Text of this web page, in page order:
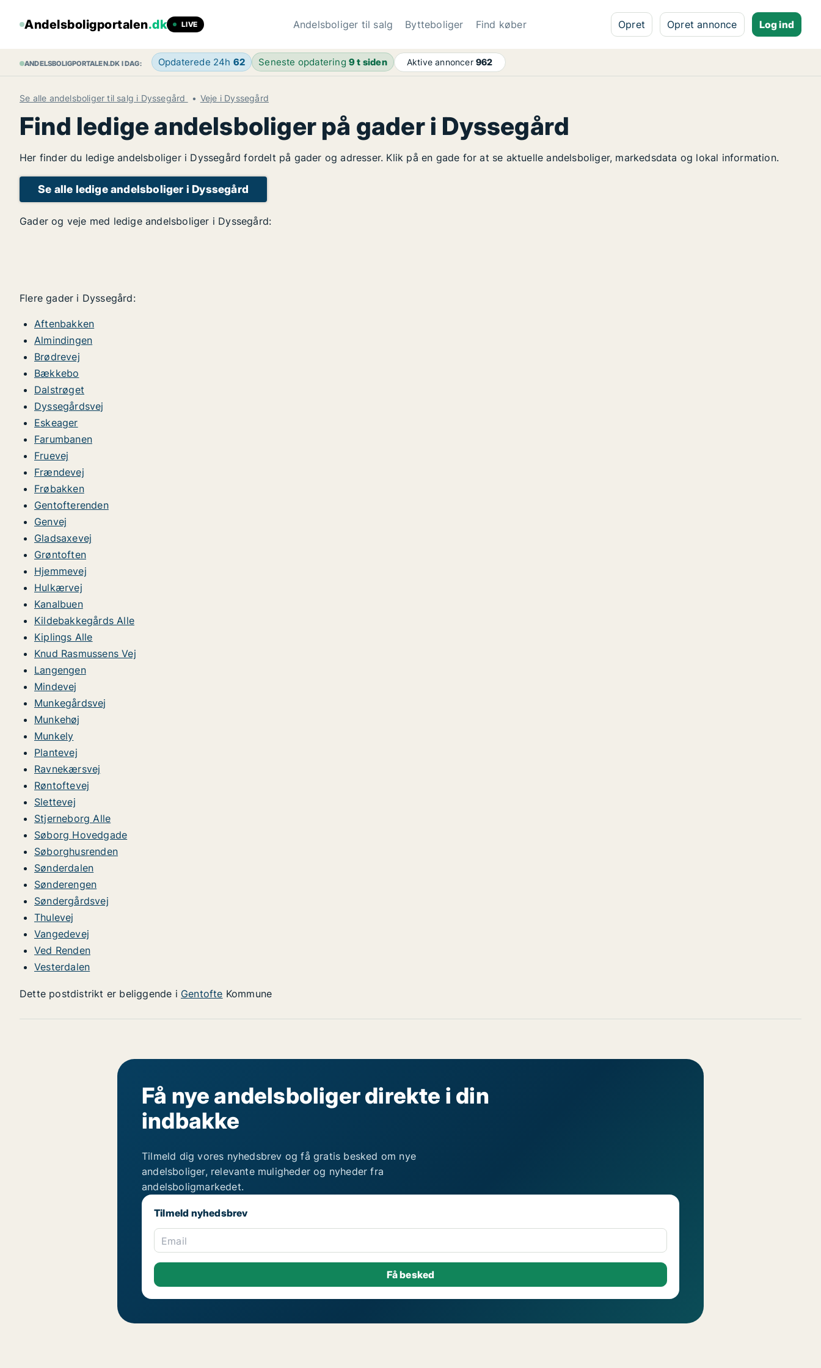
Andelsboligportalen.dk LIVE Andelsboliger til salg Bytteboliger Find køber Opret Opret annonce Log ind
ANDELSBOLIGPORTALEN.DK I DAG: Opdaterede 24h 62 Seneste opdatering9 t siden Aktive annoncer962
Se alle andelsboliger til salg i Dyssegård Veje i Dyssegård
Find ledige andelsboliger på gader i Dyssegård
Her finder du ledige andelsboliger i Dyssegård fordelt på gader og adresser. Klik på en gade for at se aktuelle andelsboliger, markedsdata og lokal information.
Se alle ledige andelsboliger i Dyssegård
Gader og veje med ledige andelsboliger i Dyssegård:
Flere gader i Dyssegård:
Aftenbakken
Almindingen
Brødrevej
Bækkebo
Dalstrøget
Dyssegårdsvej
Eskeager
Farumbanen
Fruevej
Frændevej
Frøbakken
Gentofterenden
Genvej
Gladsaxevej
Grøntoften
Hjemmevej
Hulkærvej
Kanalbuen
Kildebakkegårds Alle
Kiplings Alle
Knud Rasmussens Vej
Langengen
Mindevej
Munkegårdsvej
Munkehøj
Munkely
Plantevej
Ravnekærsvej
Røntoftevej
Slettevej
Stjerneborg Alle
Søborg Hovedgade
Søborghusrenden
Sønderdalen
Sønderengen
Søndergårdsvej
Thulevej
Vangedevej
Ved Renden
Vesterdalen
Dette postdistrikt er beliggende i Gentofte Kommune
Få nye andelsboliger direkte i din
indbakke
Tilmeld dig vores nyhedsbrev og få gratis besked om nye
andelsboliger, relevante muligheder og nyheder fra
andelsboligmarkedet.
Tilmeld nyhedsbrev
Email